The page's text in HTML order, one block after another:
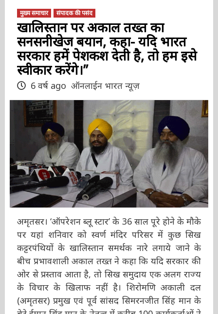
मुख्य समाचार संपादक की पसंद
खालिस्तान पर अकाल तख्त का
सनसनीखेज बयान, कहा- यदि भारत
सरकार हमें पेशकश देती है, तो हम
इसे स्वीकार करेंगे।’’
6 वर्ष ago ऑनलाईन भारत न्यूज़
अमृतसर। ‘ऑपरेशन ब्लू स्टार’ के 36 साल पूरे होने के
मौके पर यहां शनिवार को स्वर्ण मंदिर परिसर में कुछ
सिख कट्टरपंथियों के खालिस्तान समर्थक नारे लगाये
जाने के बीच प्रभावशाली अकाल तख्त ने कहा कि यदि
सरकार की ओर से प्रस्ताव आता है, तो सिख समुदाय
एक अलग राज्य के विचार के खिलाफ नहीं है। शिरोमणि
अकाली दल (अमृतसर) प्रमुख एवं पूर्व सांसद
सिमरनजीत सिंह मान के बेटे ईमान सिंह मान के नेतृत्व में